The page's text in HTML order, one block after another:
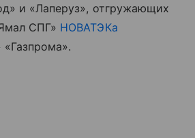
и «Лаперуз», отгружающих
СПГ» НОВАТЭКа